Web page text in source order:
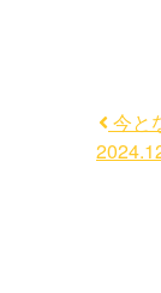
今と